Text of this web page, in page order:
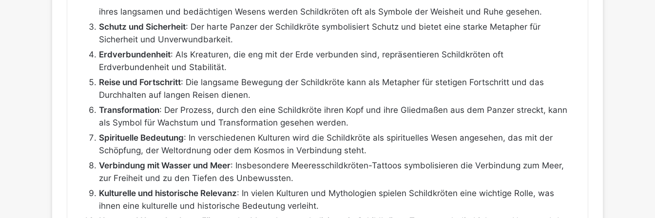
ihres langsamen und bedächtigen Wesens werden Schildkröten oft als Symbole der Weisheit und Ruhe gesehen.
Schutz und Sicherheit: Der harte Panzer der Schildkröte symbolisiert Schutz und bietet eine starke Metapher für
Sicherheit und Unverwundbarkeit.
Erdverbundenheit: Als Kreaturen, die eng mit der Erde verbunden sind, repräsentieren Schildkröten oft
Erdverbundenheit und Stabilität.
Reise und Fortschritt: Die langsame Bewegung der Schildkröte kann als Metapher für stetigen Fortschritt und das
Durchhalten auf langen Reisen dienen.
Transformation: Der Prozess, durch den eine Schildkröte ihren Kopf und ihre Gliedmaßen aus dem Panzer streckt, kann
als Symbol für Wachstum und Transformation gesehen werden.
Spirituelle Bedeutung: In verschiedenen Kulturen wird die Schildkröte als spirituelles Wesen angesehen, das mit der
Schöpfung, der Weltordnung oder dem Kosmos in Verbindung steht.
Verbindung mit Wasser und Meer: Insbesondere Meeresschildkröten-Tattoos symbolisieren die Verbindung zum Meer,
zur Freiheit und zu den Tiefen des Unbewussten.
Kulturelle und historische Relevanz: In vielen Kulturen und Mythologien spielen Schildkröten eine wichtige Rolle, was
ihnen eine kulturelle und historische Bedeutung verleiht.